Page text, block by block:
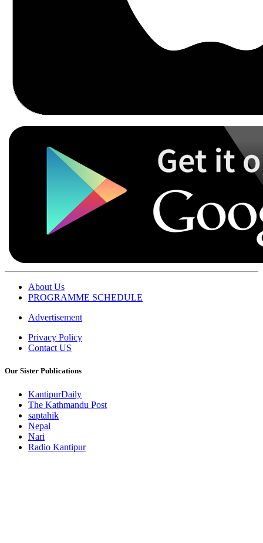
About Us
PROGRAMME SCHEDULE
Advertisement
Privacy Policy
Contact US
Our Sister Publications
KantipurDaily
The Kathmandu Post
saptahik
Nepal
Nari
Radio Kantipur